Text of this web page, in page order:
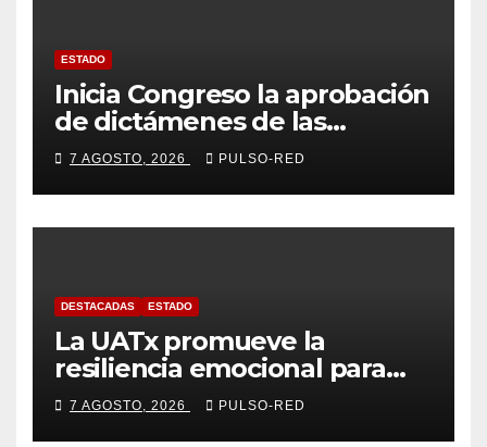
ESTADO
Inicia Congreso la aprobación
de dictámenes de las
cuentas públicas de entes
fiscalizables del ejercicio
fiscal 2025
7 AGOSTO, 2026 PULSO-RED
DESTACADAS ESTADO
La UATx promueve la
resiliencia emocional para
fortalecer salud y bienestar
de estudiantes y docentes
7 AGOSTO, 2026 PULSO-RED